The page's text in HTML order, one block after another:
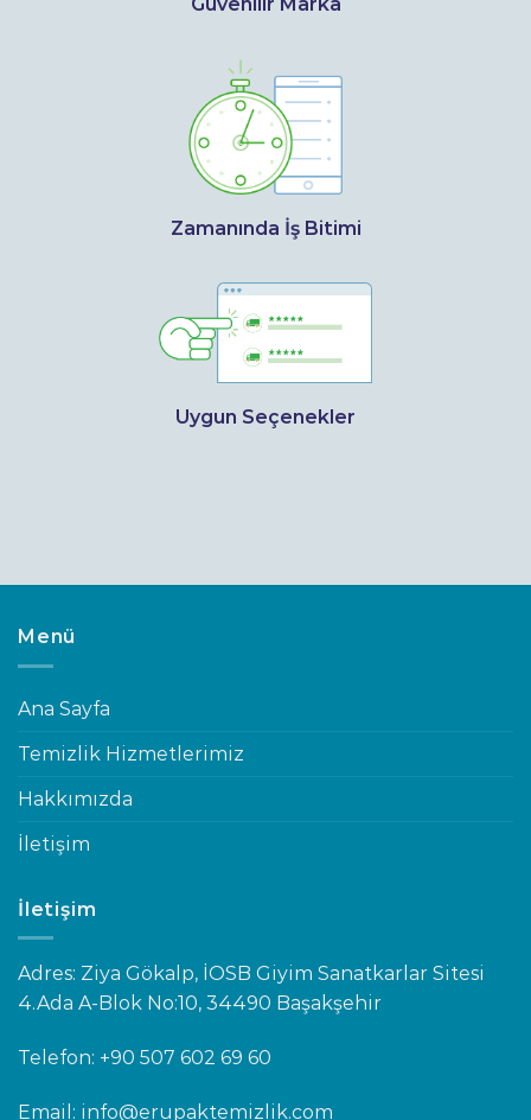
Güvenilir Marka
Zamanında İş Bitimi
Uygun Seçenekler
Menü
Ana Sayfa
Temizlik Hizmetlerimiz
Hakkımızda
İletişim
İletişim
Adres: Ziya Gökalp, İOSB Giyim Sanatkarlar Sitesi
4.Ada A-Blok No:10, 34490 Başakşehir
Telefon: +90 507 602 69 60
Email: info@erupaktemizlik.com